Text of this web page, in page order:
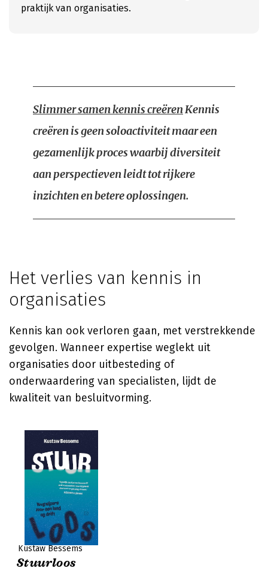
praktijk van organisaties.
Slimmer samen kennis creërenKennis
creëren is geen soloactiviteit maar een
gezamenlijk proces waarbij diversiteit
aan perspectieven leidt tot rijkere
inzichten en betere oplossingen.
Het verlies van kennis in
organisaties
Kennis kan ook verloren gaan, met verstrekkende
gevolgen. Wanneer expertise weglekt uit
organisaties door uitbesteding of
onderwaardering van specialisten, lijdt de
kwaliteit van besluitvorming.
Kustaw Bessems
Stuurloos